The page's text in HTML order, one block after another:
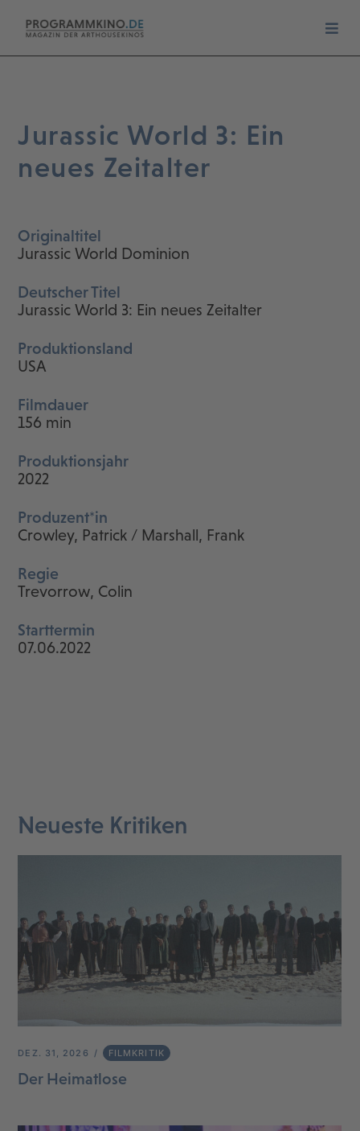
Jurassic World 3: Ein
neues Zeitalter
Originaltitel
Jurassic World Dominion
Deutscher Titel
Jurassic World 3: Ein neues Zeitalter
Produktionsland
USA
Filmdauer
156 min
Produktionsjahr
2022
Produzent*in
Crowley, Patrick / Marshall, Frank
Regie
Trevorrow, Colin
Starttermin
07.06.2022
Neueste Kritiken
DEZ. 31, 2026 FILMKRITIK
Der Heimatlose